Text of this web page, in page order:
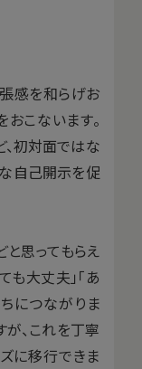
感を和らげお
こないます。
初対面ではな
自己開示を促
と思ってもらえ
も大丈夫」「あ
につながりま
、これを丁寧
に移行できま